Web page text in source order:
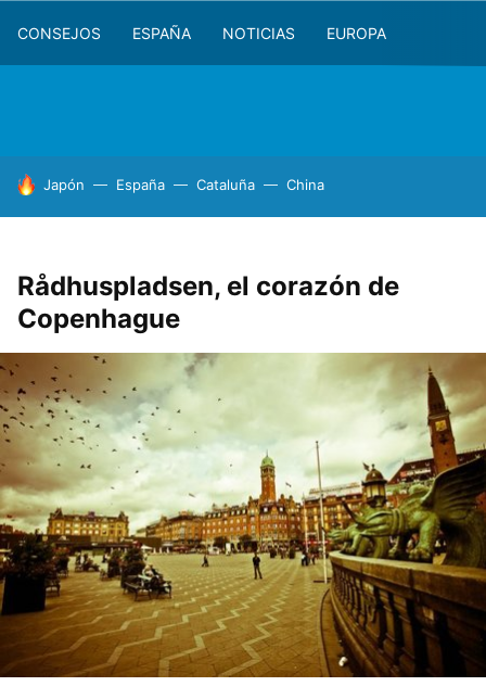
CONSEJOS ESPAÑA NOTICIAS EUROPA
HOY SE HABLA DE
Japón España Cataluña China
Rådhuspladsen, el corazón de
Copenhague